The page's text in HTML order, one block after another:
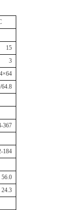
15
3
×64
64.8
367
184
56.0
24.3